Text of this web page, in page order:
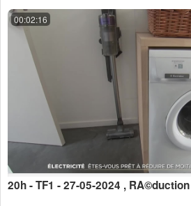
00:02:16
20h - TF1 - 27-05-2024 ,